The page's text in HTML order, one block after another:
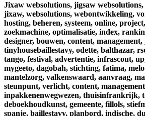
Jixaw websolutions, jigsaw websolutions,
jixaw, websolutions, webontwikkeling,
hosting, beheren, systeem, online, project,
zoekmachine, optimalisatie, index,
designer, bouwen, content, management,
tinyhousebaillestavy, odette, balthazar,
tango, festival, advertentie, infrascout,
mygeeto, dagobah, stichting, fatima,
mantelzorg, valkenswaard, aanvraag,
steunpunt, verlicht, content,
inpakkenenwegwezen, thuisinfrankrijk,
deboekhoudkunst, gemeente, fillols,
spanje, baillestavy, planbord, indische,